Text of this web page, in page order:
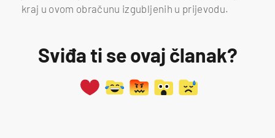
kraj u ovom obračunu izgubljenih u prijevodu.
Sviđa ti se ovaj članak?